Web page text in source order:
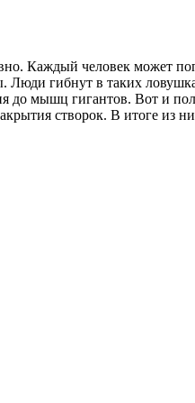
Каждый человек может
Люди гибнут в таких
до мышц гигантов. Вот и
створок. В итоге из